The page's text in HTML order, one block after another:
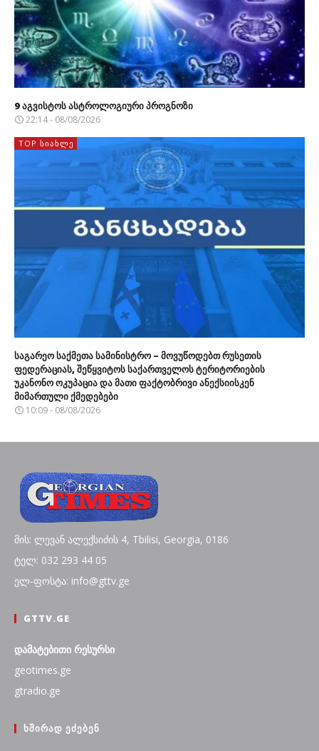
9 აგვისტოს ასტროლოგიური პროგნოზი
22:14 - 08/08/2026
TOP ᲡᲘᲐᲮᲚᲔ
საგარეო საქმეთა სამინისტრო – მოვუწოდებთ რუსეთის
ფედერაციას, შეწყვიტოს საქართველოს ტერიტორიების
უკანონო ოკუპაცია და მათი ფაქტობრივი ანექსიისკენ
მიმართული ქმედებები
10:09 - 08/08/2026
მის: ლევან ალექსიძის 4, Tbilisi, Georgia, 0186
ტელ: 032 293 44 05
ელ-ფოსტა: info@gttv.ge
GTTV.GE
დამატებითი რესურსი
geotimes.ge
gtradio.ge
ᲮᲨᲘᲠᲐᲓ ᲔᲫᲔᲑᲔᲜ